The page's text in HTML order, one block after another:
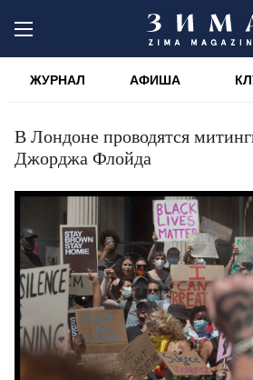
ЖУРНАЛ АФИША
В Лондоне проводятся
Джорджа Флойда